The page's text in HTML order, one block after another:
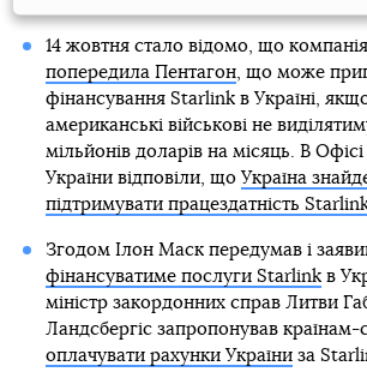
14 жовтня стало відомо, що компанія
попередила Пентагон, що може
фінансування Starlink в Україні,
американські військові не
мільйонів доларів на місяць. В
України відповіли, що Україна
підтримувати працездатність
Згодом Ілон Маск передумав і
фінансуватиме послуги Starlinkв
міністр закордонних справ Литви
Ландсбергіс запропонував
оплачувати рахунки Україниза